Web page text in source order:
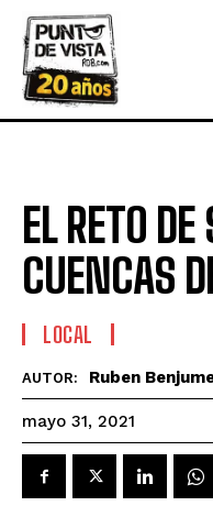
EL RETO
CUENCAS
LOCAL
AUTOR: Ruben
mayo 31, 2021